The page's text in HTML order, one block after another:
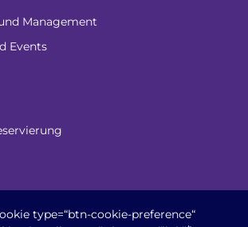
Management
Events
type=“btn-cookie-preference“